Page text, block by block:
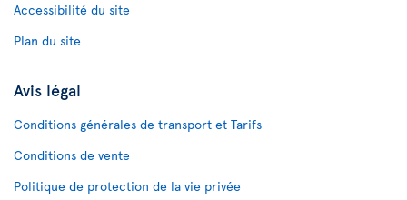
Accessibilité du site
Plan du site
Avis légal
Conditions générales de transport et Tarifs
Conditions de vente
Politique de protection de la vie privée